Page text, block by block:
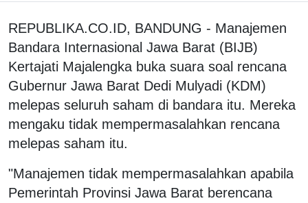
REPUBLIKA.CO.ID, BANDUNG - Manajemen
Bandara Internasional Jawa Barat (BIJB)
Kertajati Majalengka buka suara soal rencana
Gubernur Jawa Barat Dedi Mulyadi (KDM)
melepas seluruh saham di bandara itu. Mereka
mengaku tidak mempermasalahkan rencana
melepas saham itu.
"Manajemen tidak mempermasalahkan apabila
Pemerintah Provinsi Jawa Barat berencana